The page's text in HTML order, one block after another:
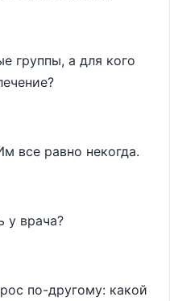
группы, а для кого
все равно некогда.
у врача?
по-другому: какой